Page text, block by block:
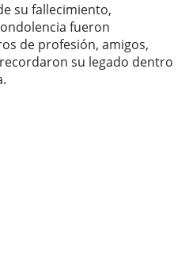
su fallecimiento,
fueron
de profesión, amigos,
su legado dentro